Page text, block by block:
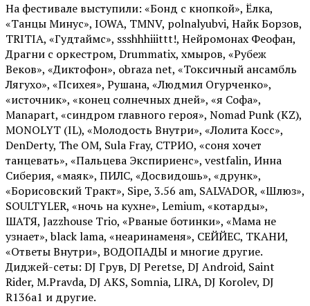
На фестивале выступили: «Бонд с кнопкой», Ёлка,
«Танцы Минус», IOWA, TMNV, polnalyubvi, Найк Борзов,
TRITIA, «Гудтаймс», ssshhhiiittt!, Нейромонах Феофан,
Драгни с оркестром, Drummatix, хмыров, «Рубеж
Веков», «Диктофон», obraza net, «Токсичный ансамбль
Лягухо», «Психея», Рушана, «Людмил Огурченко»,
«источник», «конец солнечных дней», «я Софа»,
Manapart, «синдром главного героя», Nomad Punk (KZ),
MONOLYT (IL), «Молодость Внутри», «Лолита Косс»,
DenDerty, The OM, Sula Fray, СТРИО, «соня хочет
танцевать», «Пальцева Экспириенс», vestfalin, Инна
Сиберия, «маяк», ПИЛС, «Досвидошь», «друнк»,
«Борисовский Тракт», Sipe, 3.56 am, SALVADOR, «Шлюз»,
SOULTYLER, «ночь на кухне», Lemium, «котарды»,
ШАТЯ, Jazzhouse Trio, «Рваные ботинки», «Мама не
узнает», black lama, «неаринаменя», СЕЙЙЕС, ТКАНИ,
«Ответы Внутри», ВОДОПАДЫ и многие другие.
Диджей-сеты: DJ Грув, DJ Peretse, DJ Android, Saint
Rider, М.Pravda, DJ AKS, Somnia, LIRA, DJ Korolev, DJ
R136a1 и другие.